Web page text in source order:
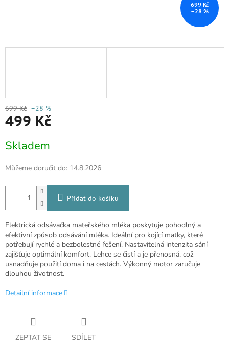
699 Kč
–28 %
699 Kč –28 %
499 Kč
cena:
Skladem
Můžeme doručit do: 14.8.2026
Přidat do košíku
Elektrická odsávačka mateřského mléka poskytuje pohodlný a
efektivní způsob odsávání mléka. Ideální pro kojící matky, které
potřebují rychlé a bezbolestné řešení. Nastavitelná intenzita sání
zajišťuje optimální komfort. Lehce se čistí a je přenosná, což
usnadňuje použití doma i na cestách. Výkonný motor zaručuje
dlouhou životnost.
Detailní informace
ZEPTAT SE SDÍLET